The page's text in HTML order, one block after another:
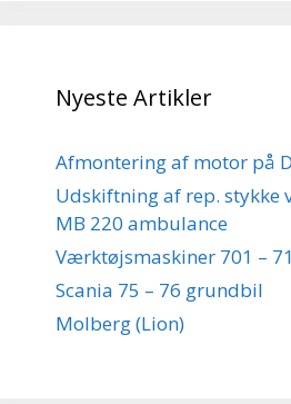
Nyeste Artikler
Afmontering af motor på
Udskiftning af rep. stykke
MB 220 ambulance
Værktøjsmaskiner 701 –
Scania 75 – 76 grundbil
Molberg (Lion)